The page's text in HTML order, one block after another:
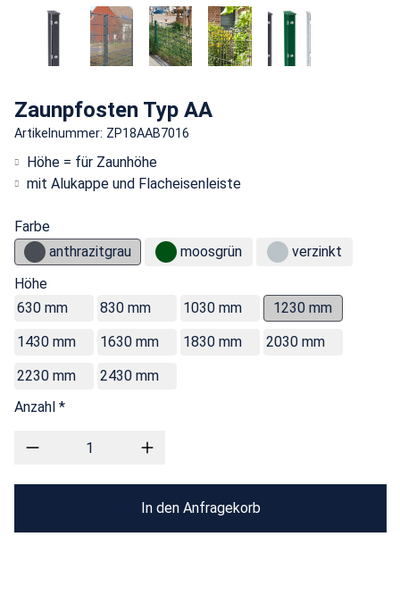
Zaunpfosten Typ AA
Artikelnummer: ZP18AAB7016
Höhe = für Zaunhöhe
mit Alukappe und Flacheisenleiste
Farbe
anthrazitgrau
moosgrün
verzinkt
Höhe
630 mm
830 mm 1030 mm
1230 mm
1430 mm
1630 mm 1830 mm
2030 mm
2230 mm
2430 mm
Anzahl *
In den Anfragekorb